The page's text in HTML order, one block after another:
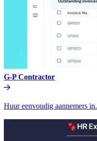
G-P Contractor​​
Huur eenvoudig aannemers in.​​